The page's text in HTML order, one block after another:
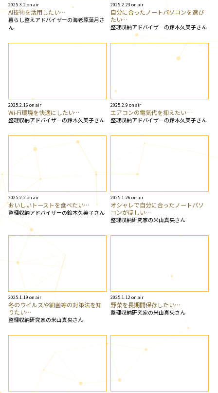
2025.3.2 on air
AI技術を活用したい…
暮らし整えアドバイザーの海老原葉月さ
ん
2025.2.23 on air
自分に合ったノートパソコンを選び
たい…
整理収納アドバイザーの鈴木久美子さん
2025.2.16 on air
Wi-Fi環境を快適にしたい…
整理収納アドバイザーの鈴木久美子さん
2025.2.9 on air
エアコンの電気代を抑えたい…
整理収納アドバイザーの鈴木久美子さん
2025.2.2 on air
おいしいトーストを食べたい…
整理収納アドバイザーの鈴木久美子さん
2025.1.26 on air
オシャレで自分に合ったノートパソ
コンがほしい…
整理収納研究家の米山真央さん
2025.1.19 on air
冬のウイルスや細菌等の対策法を知
りたい…
整理収納研究家の米山真央さん
2025.1.12 on air
野菜を長期間保存したい…
整理収納研究家の米山真央さん